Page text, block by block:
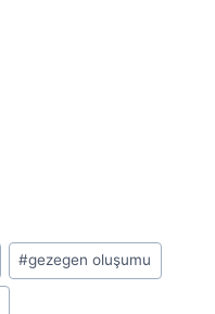
#gezegen oluşumu